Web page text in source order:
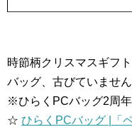
時節柄クリスマスギフ
バッグ、古びていません
※ひらくPCバッグ2周
☆ ひらくPCバッグ |「